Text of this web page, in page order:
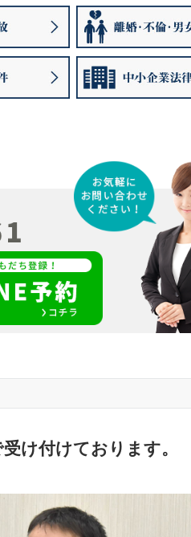
け付けております。